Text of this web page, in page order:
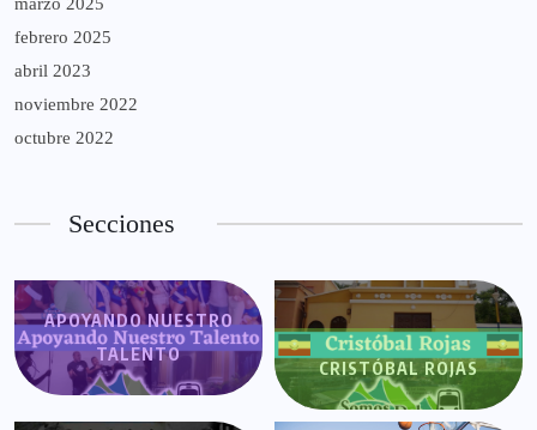
febrero 2025
abril 2023
noviembre 2022
octubre 2022
Secciones
APOYANDO NUESTRO
TALENTO
CRISTÓBAL ROJAS